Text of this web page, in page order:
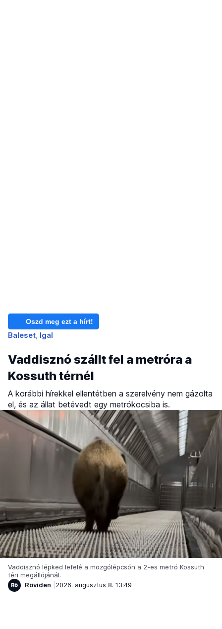
Oszd meg ezt a hírt!
Baleset Igal
Vaddisznó szállt fel a metróra a
Kossuth térnél
A korábbi hírekkel ellentétben a szerelvény nem gázolta
el, és az állat betévedt egy metrókocsiba is.
Vaddisznó lépked lefelé a mozgólépcsőn a 2-es metró Kossuth
téri megállójánál.
Röviden
2026. augusztus 8. 13:49